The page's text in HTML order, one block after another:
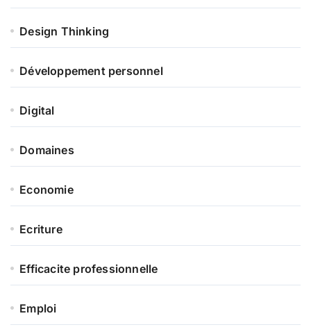
Design Thinking
Développement personnel
Digital
Domaines
Economie
Ecriture
Efficacite professionnelle
Emploi